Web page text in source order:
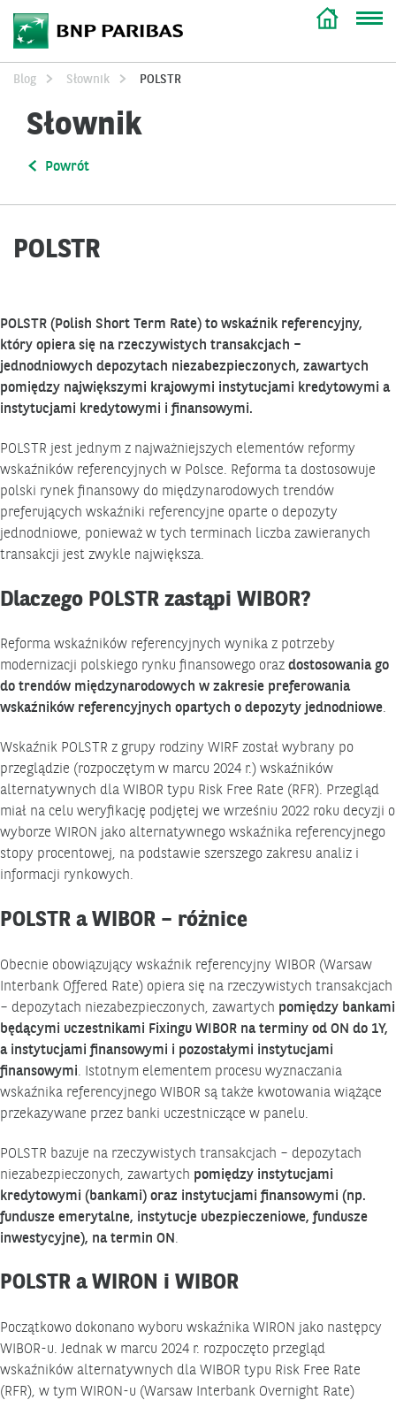
Blog Słownik POLSTR
Słownik
Powrót
POLSTR
POLSTR (Polish Short Term Rate) to wskaźnik referencyjny,
który opiera się na rzeczywistych transakcjach –
jednodniowych depozytach niezabezpieczonych, zawartych
pomiędzy największymi krajowymi instytucjami kredytowymi a
instytucjami kredytowymi i finansowymi.
POLSTR jest jednym z najważniejszych elementów reformy
wskaźników referencyjnych w Polsce. Reforma ta dostosowuje
polski rynek finansowy do międzynarodowych trendów
preferujących wskaźniki referencyjne oparte o depozyty
jednodniowe, ponieważ w tych terminach liczba zawieranych
transakcji jest zwykle największa.
Dlaczego POLSTR zastąpi WIBOR?
Reforma wskaźników referencyjnych wynika z potrzeby
modernizacji polskiego rynku finansowego oraz dostosowania go
do trendów międzynarodowych w zakresie preferowania
wskaźników referencyjnych opartych o depozyty jednodniowe.
Wskaźnik POLSTR z grupy rodziny WIRF został wybrany po
przeglądzie (rozpoczętym w marcu 2024 r.) wskaźników
alternatywnych dla WIBOR typu Risk Free Rate (RFR). Przegląd
miał na celu weryfikację podjętej we wrześniu 2022 roku decyzji o
wyborze WIRON jako alternatywnego wskaźnika referencyjnego
stopy procentowej, na podstawie szerszego zakresu analiz i
informacji rynkowych.
POLSTR a WIBOR – różnice
Obecnie obowiązujący wskaźnik referencyjny WIBOR (Warsaw
Interbank Offered Rate) opiera się na rzeczywistych transakcjach
– depozytach niezabezpieczonych, zawartych pomiędzy bankami
będącymi uczestnikami Fixingu WIBOR na terminy od ON do 1Y,
a instytucjami finansowymi i pozostałymi instytucjami
finansowymi. Istotnym elementem procesu wyznaczania
wskaźnika referencyjnego WIBOR są także kwotowania wiążące
przekazywane przez banki uczestniczące w panelu.
POLSTR bazuje na rzeczywistych transakcjach – depozytach
niezabezpieczonych, zawartych pomiędzy instytucjami
kredytowymi (bankami) oraz instytucjami finansowymi (np.
fundusze emerytalne, instytucje ubezpieczeniowe, fundusze
inwestycyjne), na termin ON .
POLSTR a WIRON i WIBOR
Początkowo dokonano wyboru wskaźnika WIRON jako następcy
WIBOR-u. Jednak w marcu 2024 r. rozpoczęto przegląd
wskaźników alternatywnych dla WIBOR typu Risk Free Rate
(RFR), w tym WIRON-u (Warsaw Interbank Overnight Rate)